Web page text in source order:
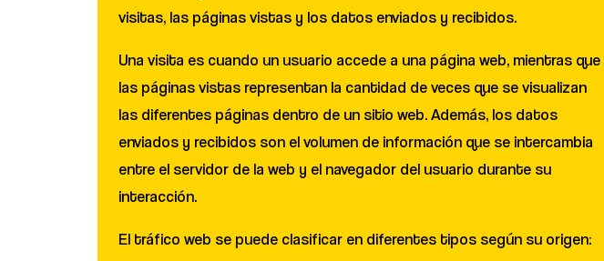
visitas, las páginas vistas y los datos enviados y recibidos.
Una visita es cuando un usuario accede a una página web, mientras que
las páginas vistas representan la cantidad de veces que se visualizan
las diferentes páginas dentro de un sitio web. Además, los datos
enviados y recibidos son el volumen de información que se intercambia
entre el servidor de la web y el navegador del usuario durante su
interacción.
El tráfico web se puede clasificar en diferentes tipos según su origen: